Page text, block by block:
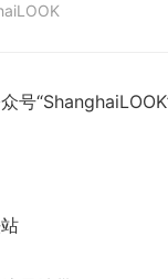
“ShanghaiLOOK”